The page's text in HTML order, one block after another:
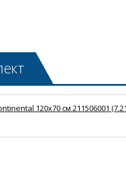
120x70 см 211506001